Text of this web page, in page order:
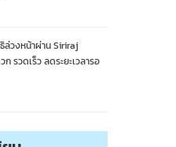
ล่วงหน้าผ่าน Siriraj
รวดเร็ว ลดระยะเวลารอ